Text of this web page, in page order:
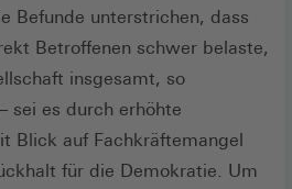
Befunde unterstrichen, dass
Betroffenen schwer belaste,
insgesamt, so
sei es durch erhöhte
Blick auf Fachkräftemangel
für die Demokratie. Um